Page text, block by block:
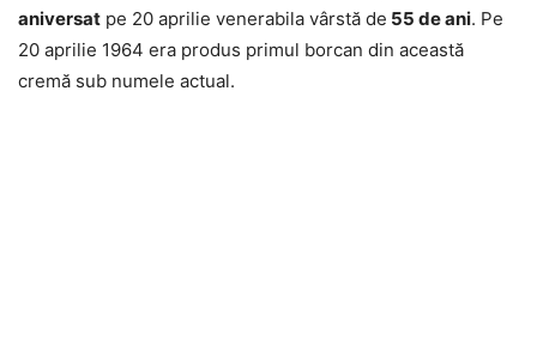
aniversat pe 20 aprilie venerabila vârstă de 55 de ani. Pe
20 aprilie 1964 era produs primul borcan din această
cremă sub numele actual.